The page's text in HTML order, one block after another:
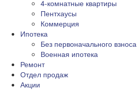
4-комнатные квартиры
Пентхаусы
Коммерция
Ипотека
Без первоначального взноса
Военная ипотека
Ремонт
Отдел продаж
Акции